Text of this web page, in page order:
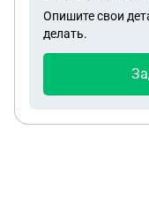
Опишите свои
делать.